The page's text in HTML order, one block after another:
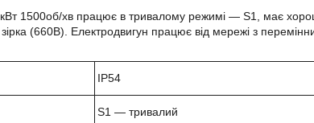
1500об/хв працює в тривалому режимі ― S1, має
(660В). Електродвигун працює від мережі з
IP54
S1 ― тривалий